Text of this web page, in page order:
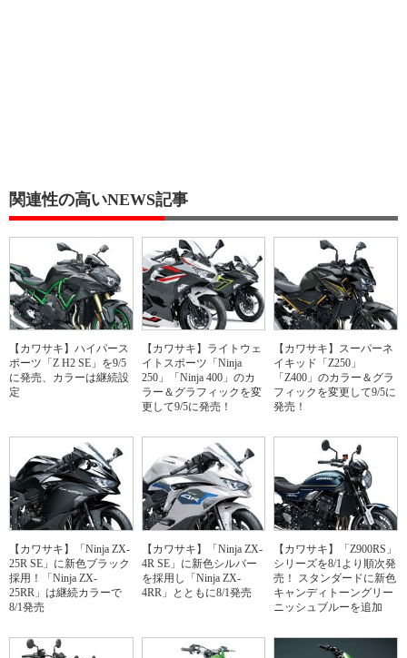
関連性の高いNEWS記事
【カワサキ】ハイパース
ポーツ「Z H2 SE」を9/5
に発売、カラーは継続設
定
【カワサキ】ライトウェ
イトスポーツ「Ninja
250」「Ninja 400」のカ
ラー＆グラフィックを変
更して9/5に発売！
【カワサキ】スーパーネ
イキッド「Z250」
「Z400」のカラー＆グラ
フィックを変更して9/5に
発売！
【カワサキ】「Ninja ZX-
25R SE」に新色ブラック
採用！「Ninja ZX-
25RR」は継続カラーで
8/1発売
【カワサキ】「Ninja ZX-
4R SE」に新色シルバー
を採用し「Ninja ZX-
4RR」とともに8/1発売
【カワサキ】「Z900RS」
シリーズを8/1より順次発
売！ スタンダードに新色
キャンディトーングリー
ニッシュブルーを追加